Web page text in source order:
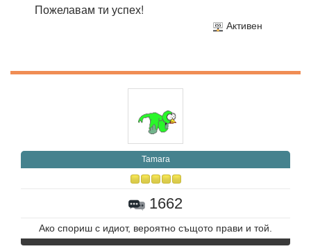
Пожелавам ти успех!
Активен
Tamara
1662
Ако спориш с идиот, вероятно същото прави и той.